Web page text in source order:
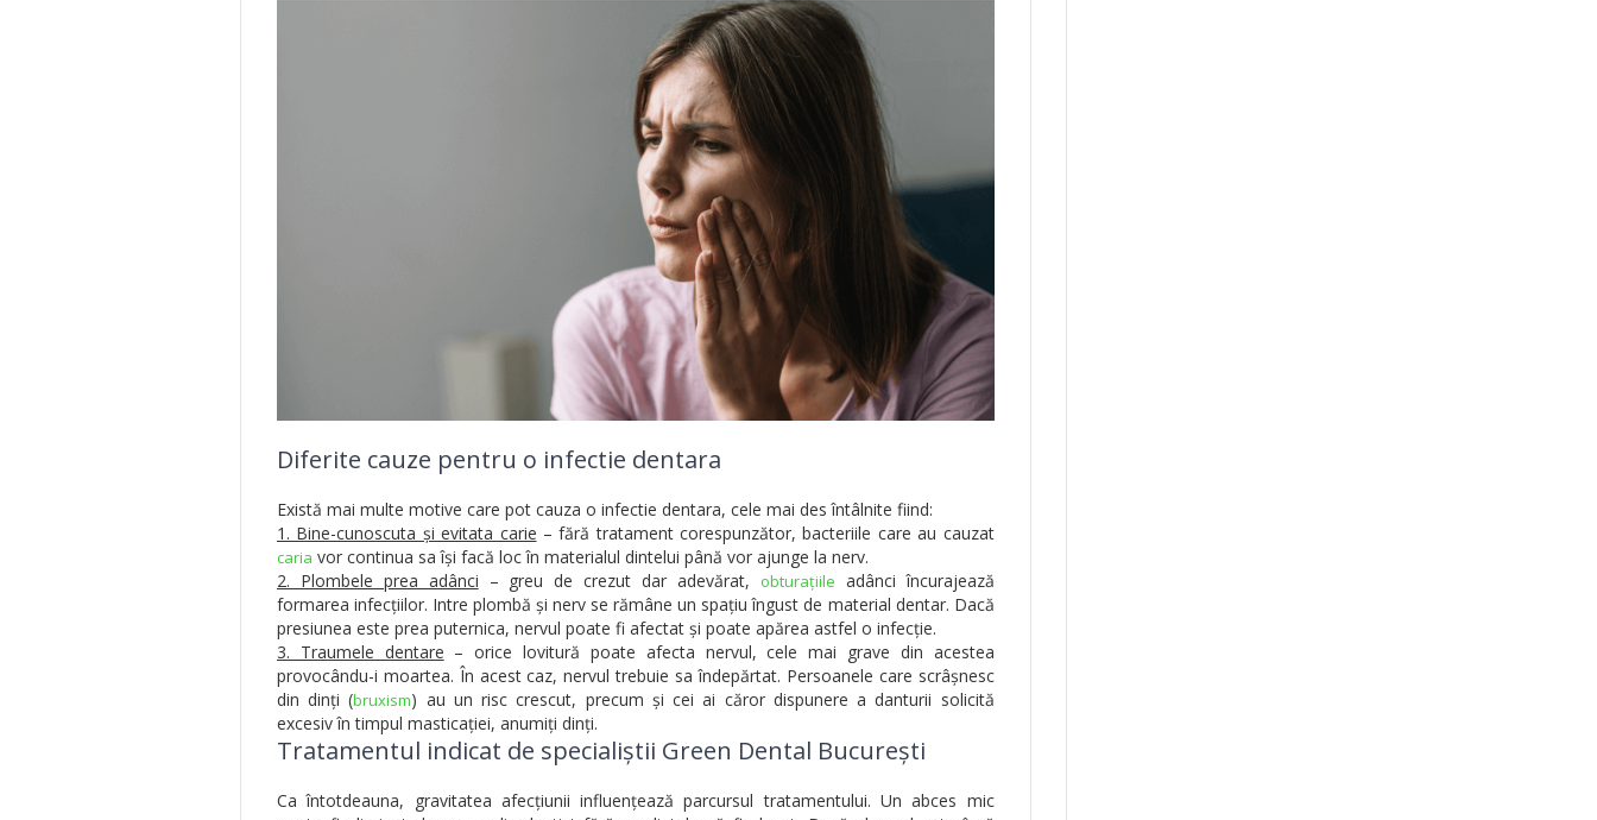
Diferite cauze pentru o infectie dentara
Există mai multe motive care pot cauza o infectie dentara, cele mai des întâlnite fiind:
1. Bine-cunoscuta și evitata carie – fără tratament corespunzător, bacteriile care au cauzat
caria vor continua sa își facă loc în materialul dintelui până vor ajunge la nerv.
2. Plombele prea adânci – greu de crezut dar adevărat, obturațiile adânci încurajează
formarea infecțiilor. Intre plombă și nerv se rămâne un spațiu îngust de material dentar. Dacă
presiunea este prea puternica, nervul poate fi afectat și poate apărea astfel o infecție.
3. Traumele dentare – orice lovitură poate afecta nervul, cele mai grave din acestea
provocându-i moartea. În acest caz, nervul trebuie sa îndepărtat. Persoanele care scrâșnesc
din dinți (bruxism) au un risc crescut, precum și cei ai căror dispunere a danturii solicită
excesiv în timpul masticației, anumiți dinți.
Tratamentul indicat de specialiștii Green Dental București
Ca întotdeauna, gravitatea afecțiunii influențează parcursul tratamentului. Un abces mic